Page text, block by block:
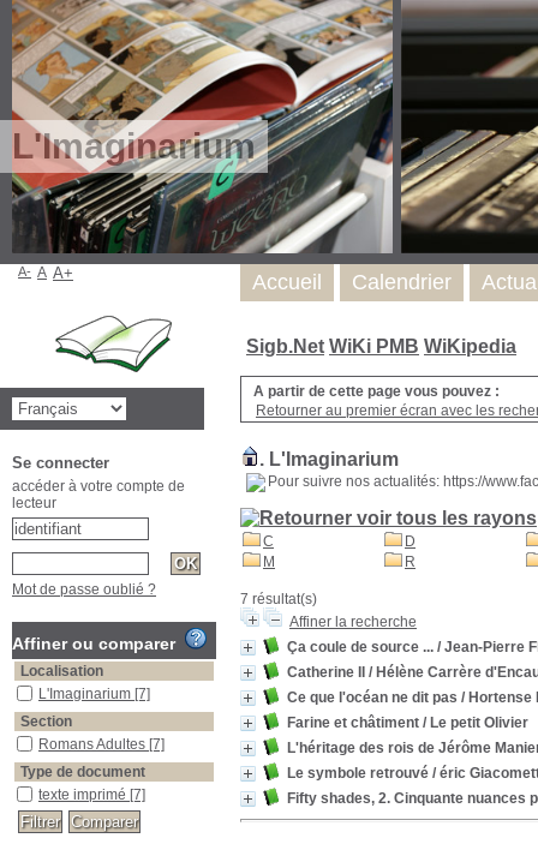
L'Imaginarium
Sigb.Net WiKi PMB WiKipedia
A partir de cette page vous pouvez :
Retourner au premier écran avec les
. L'Imaginarium
Pour suivre nos actualités: https://
C
D
M
R
7 résultat(s)
Affiner la recherche
Ça coule de source ... / Jean-Pierre
Catherine II / Hélène Carrère
Ce que l'océan ne dit pas / Hortense
Farine et châtiment / Le petit Olivier
L'héritage des rois de Jérôme
Le symbole retrouvé / éric
Fifty shades, 2. Cinquante nuances
Accueil Calendrier
A- A A+
Se connecter
accéder à votre compte de
lecteur
Mot de passe oublié ?
Affiner ou comparer
Localisation
L'Imaginarium [7]
Section
Romans Adultes [7]
Type de document
texte imprimé [7]